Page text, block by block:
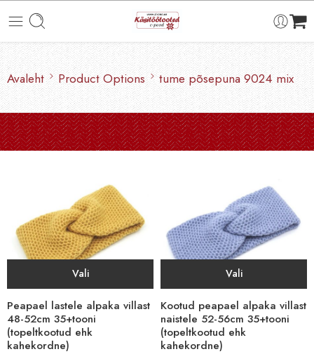
Avaleht Product Options tume põsepuna 9024 mix
Vali
Peapael lastele alpaka villast
48-52cm 35+tooni
(topeltkootud ehk
kahekordne)
Vali
Kootud peapael alpaka villast
naistele 52-56cm 35+tooni
(topeltkootud ehk
kahekordne)